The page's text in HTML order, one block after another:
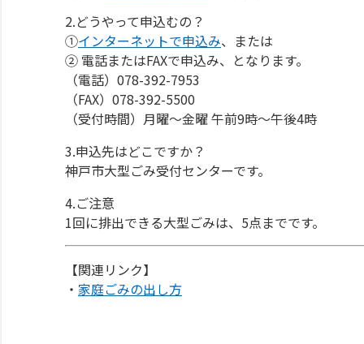
2.どうやって申込むの？
①インターネットで申込み、または
② 電話またはFAXで申込み、となります。
（電話）078-392-7953
（FAX）078-392-5500
（受付時間）月曜～金曜 午前9時～午後4時
3.申込先はどこですか？
神戸市大型ごみ受付センターです。
4.ご注意
1回に排出できる大型ごみは、5点までです。
【関連リンク】
・ 家庭ごみの出し方